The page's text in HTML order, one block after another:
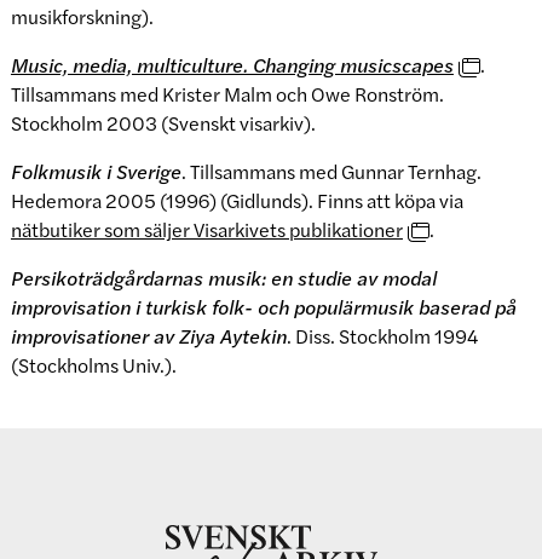
musikforskning).
Music, media, multiculture. Changing musicscapes
.
Tillsammans med Krister Malm och Owe Ronström.
Stockholm 2003 (Svenskt visarkiv).
Folkmusik i Sverige. Tillsammans med Gunnar Ternhag.
Hedemora 2005 (1996) (Gidlunds). Finns att köpa via
nätbutiker som säljer Visarkivets publikationer
.
Persikoträdgårdarnas musik: en studie av modal
improvisation i turkisk folk- och populärmusik baserad på
improvisationer av Ziya Aytekin. Diss. Stockholm 1994
(Stockholms Univ.).